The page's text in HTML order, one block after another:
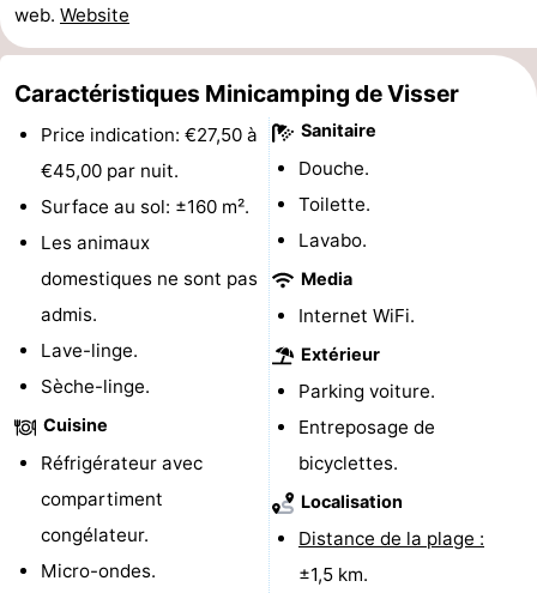
de
jeux
Aires
de
jeux
intérieures
-
Bowling
Centres
bien-
être
Villages
&
villes
Nature
Visites
guidées
Sports
Piscines
-
Faire
vélo
-
Randonnée
Équitation
-
web. Website
Caractéristiques Minicamping de Visser
Price indication: €27,50 à
€45,00 par nuit.
Surface au sol: ±160 m².
Les animaux
domestiques ne sont pas
admis.
Lave-linge.
Sèche-linge.
Cuisine
Réfrigérateur avec
compartiment
congélateur.
Micro-ondes.
Sanitaire
Douche.
Toilette.
Lavabo.
Media
Internet WiFi.
Extérieur
Parking voiture.
Entreposage de
bicyclettes.
Localisation
Distance de la plage :
±1,5 km.